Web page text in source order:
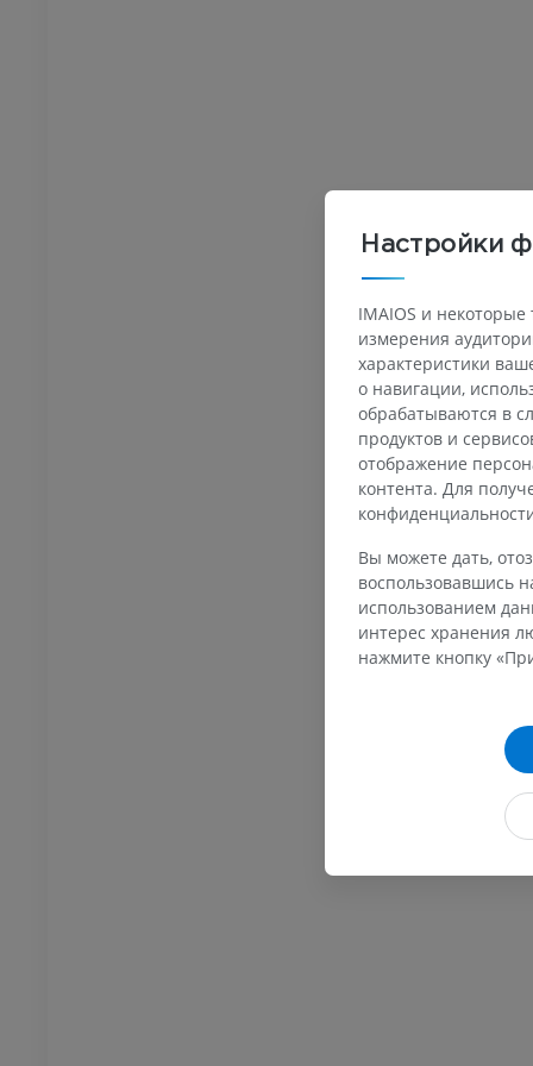
Настройки
IMAIOS и
измерения
характеристики
о навигации,
обрабатываются в
продуктов и
отображение
контента. Для
Вы можете дать,
воспользовавшись
использованием
интерес хранения
нажмите кнопку